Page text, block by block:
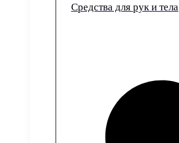
Средства для рук и тела